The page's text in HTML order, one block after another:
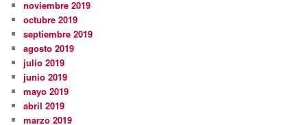
noviembre 2019
octubre 2019
septiembre 2019
agosto 2019
julio 2019
junio 2019
mayo 2019
abril 2019
marzo 2019